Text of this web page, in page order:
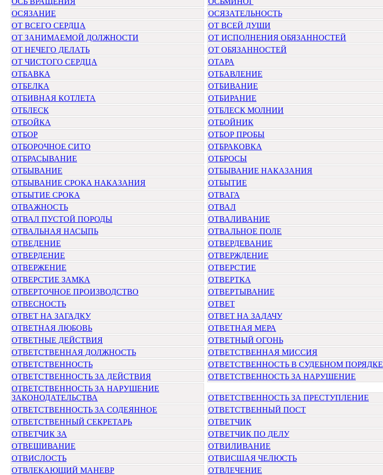
ОСЯЗАНИЕ
ОСЯЗАТЕЛЬНОСТЬ
ОТ ВСЕГО СЕРДЦА
ОТ ВСЕЙ ДУШИ
ОТ ЗАНИМАЕМОЙ ДОЛЖНОСТИ
ОТ ИСПОЛНЕНИЯ ОБЯЗАННОСТЕЙ
ОТ НЕЧЕГО ДЕЛАТЬ
ОТ ОБЯЗАННОСТЕЙ
ОТ ЧИСТОГО СЕРДЦА
ОТАРА
ОТБАВКА
ОТБАВЛЕНИЕ
ОТБЕЛКА
ОТБИВАНИЕ
ОТБИВНАЯ КОТЛЕТА
ОТБИРАНИЕ
ОТБЛЕСК
ОТБЛЕСК МОЛНИИ
ОТБОЙКА
ОТБОЙНИК
ОТБОР
ОТБОР ПРОБЫ
ОТБОРОЧНОЕ СИТО
ОТБРАКОВКА
ОТБРАСЫВАНИЕ
ОТБРОСЫ
ОТБЫВАНИЕ
ОТБЫВАНИЕ НАКАЗАНИЯ
ОТБЫВАНИЕ СРОКА НАКАЗАНИЯ
ОТБЫТИЕ
ОТБЫТИЕ СРОКА
ОТВАГА
ОТВАЖНОСТЬ
ОТВАЛ
ОТВАЛ ПУСТОЙ ПОРОДЫ
ОТВАЛИВАНИЕ
ОТВАЛЬНАЯ НАСЫПЬ
ОТВАЛЬНОЕ ПОЛЕ
ОТВЕДЕНИЕ
ОТВЕРДЕВАНИЕ
ОТВЕРДЕНИЕ
ОТВЕРЖДЕНИЕ
ОТВЕРЖЕНИЕ
ОТВЕРСТИЕ
ОТВЕРСТИЕ ЗАМКА
ОТВЕРТКА
ОТВЕРТОЧНОЕ ПРОИЗВОДСТВО
ОТВЕРТЫВАНИЕ
ОТВЕСНОСТЬ
ОТВЕТ
ОТВЕТ НА ЗАГАДКУ
ОТВЕТ НА ЗАДАЧУ
ОТВЕТНАЯ ЛЮБОВЬ
ОТВЕТНАЯ МЕРА
ОТВЕТНЫЕ ДЕЙСТВИЯ
ОТВЕТНЫЙ ОГОНЬ
ОТВЕТСТВЕННАЯ ДОЛЖНОСТЬ
ОТВЕТСТВЕННАЯ МИССИЯ
ОТВЕТСТВЕННОСТЬ
ОТВЕТСТВЕННОСТЬ В СУДЕБНОМ ПОРЯДКЕ
ОТВЕТСТВЕННОСТЬ ЗА ДЕЙСТВИЯ
ОТВЕТСТВЕННОСТЬ ЗА НАРУШЕНИЕ
ОТВЕТСТВЕННОСТЬ ЗА НАРУШЕНИЕ
ЗАКОНОДАТЕЛЬСТВА
ОТВЕТСТВЕННОСТЬ ЗА ПРЕСТУПЛЕНИЕ
ОТВЕТСТВЕННОСТЬ ЗА СОДЕЯННОЕ
ОТВЕТСТВЕННЫЙ ПОСТ
ОТВЕТСТВЕННЫЙ СЕКРЕТАРЬ
ОТВЕТЧИК
ОТВЕТЧИК ЗА
ОТВЕТЧИК ПО ДЕЛУ
ОТВЕШИВАНИЕ
ОТВИЛИВАНИЕ
ОТВИСЛОСТЬ
ОТВИСШАЯ ЧЕЛЮСТЬ
ОТВЛЕКАЮЩИЙ МАНЕВР
ОТВЛЕЧЕНИЕ